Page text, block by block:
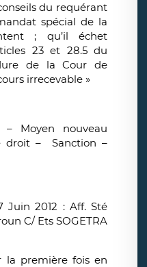
du requérant
spécial de la
; qu’il échet
23 et 28.5 du
de la Cour de
irrecevable »
– Moyen nouveau
droit – Sanction –
Juin 2012 : Aff. Sté
C/ Ets SOGETRA
la première fois en